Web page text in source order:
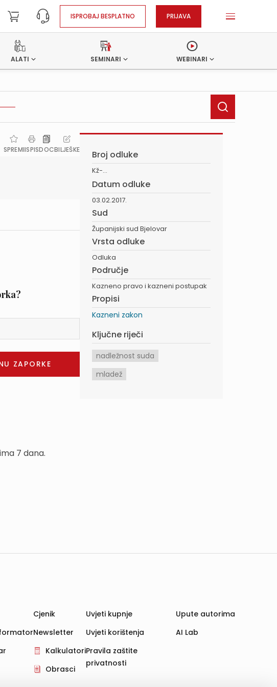
ISPROBAJ BESPLATNO PRIJAVA
ALATI SEMINARI WEBINARI
SPREMIISPISDOCBILJEŠKE
7 dana.
Broj odluke
Kž-...
Datum odluke
03.02.2017.
Sud
Županijski sud Bjelovar
Vrsta odluke
Odluka
Područje
Kazneno pravo i kazneni postupak
Propisi
Kazneni zakon
Ključne riječi
nadležnost suda
mladež
Cjenik
Newsletter
Kalkulatori
Obrasci
Uvjeti kupnje
Uvjeti korištenja
Pravila zaštite
privatnosti
Upute autorima
AI Lab